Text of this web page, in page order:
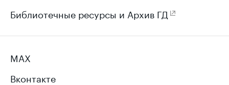
Библиотечные ресурсы и Архив ГД
MAX
Вконтакте